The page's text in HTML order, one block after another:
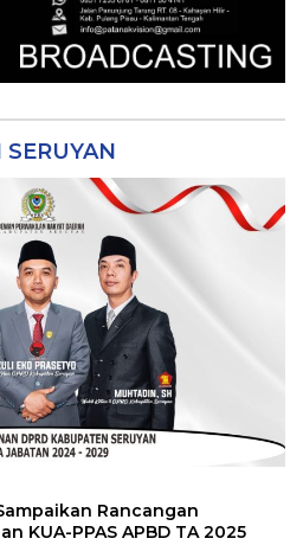
Rancangan
KUA-PPAS APBD TA 2025